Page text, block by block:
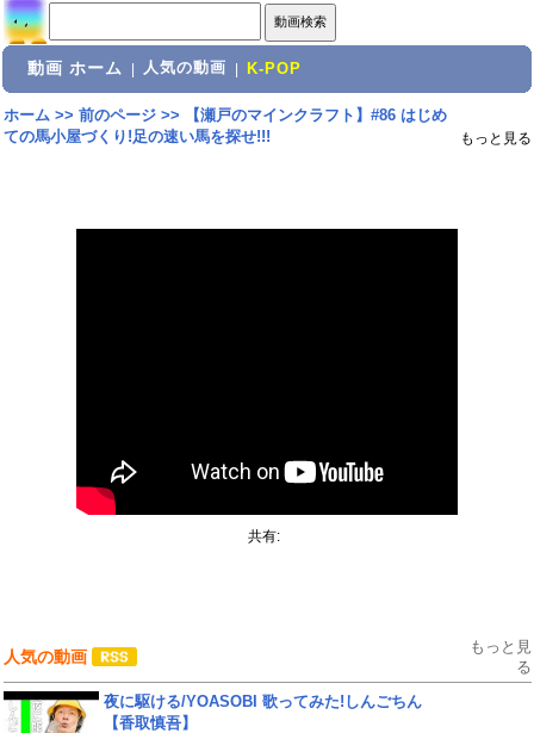
動画 ホーム 人気の動画 K-POP
ホーム>> 前のページ>>
【瀬戸のマインクラフト】#86 はじめ
ての馬小屋づくり!足の速い馬を探せ!!!
もっと見る
共有:
人気の動画
もっと見
る
夜に駆ける/YOASOBI 歌ってみた!しんごちん
【香取慎吾】